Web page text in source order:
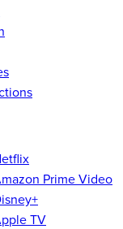
Prime Video
TV